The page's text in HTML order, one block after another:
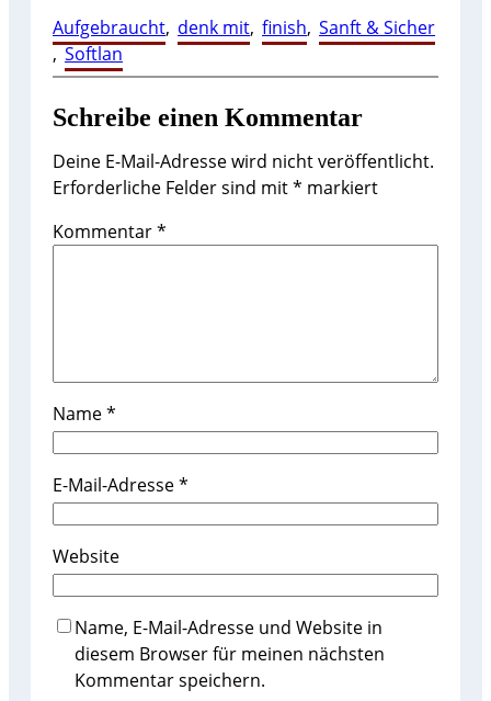
Aufgebraucht, denk mit, finish, Sanft & Sicher
, Softlan
Schreibe einen Kommentar
Deine E-Mail-Adresse wird nicht veröffentlicht.
Erforderliche Felder sind mit* markiert
Kommentar*
Name*
E-Mail-Adresse*
Website
Name, E-Mail-Adresse und Website in
diesem Browser für meinen nächsten
Kommentar speichern.